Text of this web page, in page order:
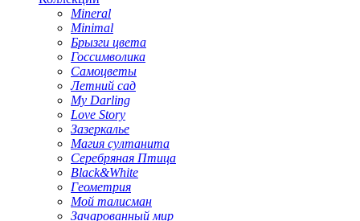
Mineral
Minimal
Брызги цвета
Госсимволика
Самоцветы
Летний сад
My Darling
Love Story
Зазеркалье
Магия султанита
Серебряная Птица
Black&White
Геометрия
Мой талисман
Зачарованный мир